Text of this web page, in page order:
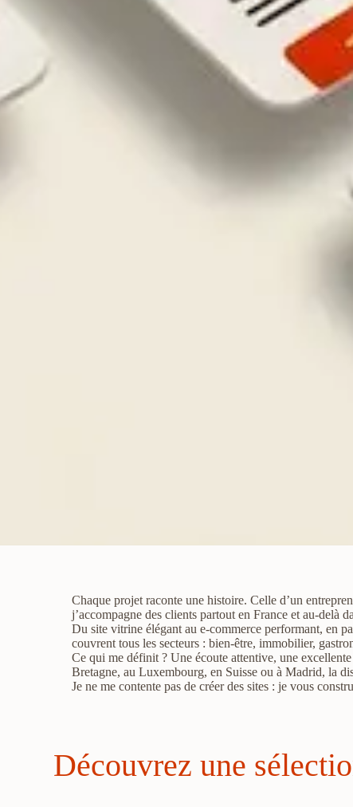
Chaque projet raconte une histoire. Celle d’un
j’accompagne des clients partout en France et au-delà
Du site vitrine élégant au e-commerce performant, en
couvrent tous les secteurs : bien-être, immobilier,
Ce qui me définit ? Une écoute attentive, une
Bretagne, au Luxembourg, en Suisse ou à Madrid, la
Je ne me contente pas de créer des sites : je vous
Découvrez une